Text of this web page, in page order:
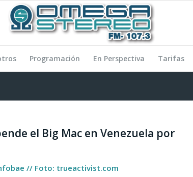
Programación En Perspectiva Tarifas
el Big Mac en Venezuela por
// Foto: trueactivist.com